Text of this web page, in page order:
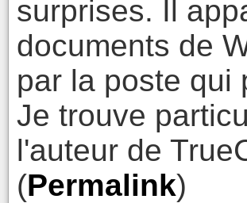
surprises. Il
documents de
par la poste qui
Je trouve
l'auteur de
(Permalink)